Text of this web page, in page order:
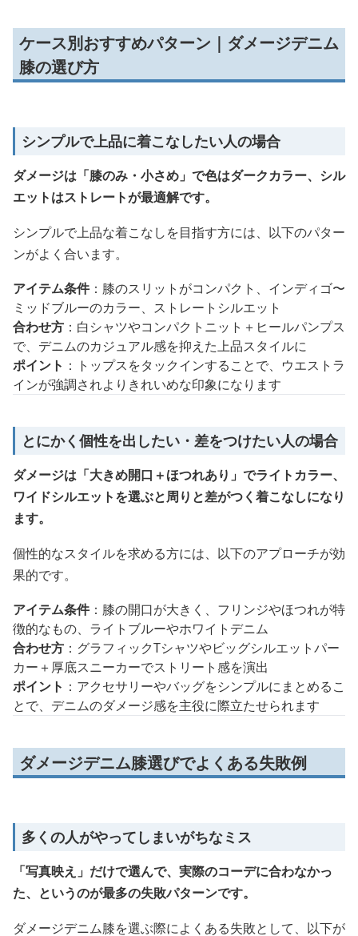
ケース別おすすめパターン｜ダメージデニム
膝の選び方
シンプルで上品に着こなしたい人の場合
ダメージは「膝のみ・小さめ」で色はダークカラー、シル
エットはストレートが最適解です。
シンプルで上品な着こなしを目指す方には、以下のパター
ンがよく合います。
アイテム条件：膝のスリットがコンパクト、インディゴ〜
ミッドブルーのカラー、ストレートシルエット
合わせ方 ：白シャツやコンパクトニット＋ヒールパンプス
で、デニムのカジュアル感を抑えた上品スタイルに
ポイント ：トップスをタックインすることで、ウエストラ
インが強調されよりきれいめな印象になります
とにかく個性を出したい・差をつけたい人の場合
ダメージは「大きめ開口＋ほつれあり」でライトカラー、
ワイドシルエットを選ぶと周りと差がつく着こなしになり
ます。
個性的なスタイルを求める方には、以下のアプローチが効
果的です。
アイテム条件：膝の開口が大きく、フリンジやほつれが特
徴的なもの、ライトブルーやホワイトデニム
合わせ方 ：グラフィックTシャツやビッグシルエットパー
カー＋厚底スニーカーでストリート感を演出
ポイント ：アクセサリーやバッグをシンプルにまとめるこ
とで、デニムのダメージ感を主役に際立たせられます
ダメージデニム膝選びでよくある失敗例
多くの人がやってしまいがちなミス
「写真映え」だけで選んで、実際のコーデに合わなかっ
た、というのが最多の失敗パターンです。
ダメージデニム膝を選ぶ際によくある失敗として、以下が